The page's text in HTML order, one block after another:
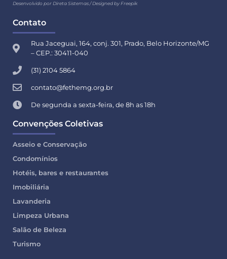
Desenvolvido por Direta Sistemas /Designed by Freepik
Contato
Rua Jaceguai, 164, conj. 301, Prado, Belo Horizonte/MG
– CEP.: 30411-040
(31) 2104 5864
contato@fethemg.org.br
De segunda a sexta-feira, de 8h as 18h
Convenções Coletivas
Asseio e Conservação
Condomínios
Hotéis, bares e restaurantes
Imobiliária
Lavanderia
Limpeza Urbana
Salão de Beleza
Turismo